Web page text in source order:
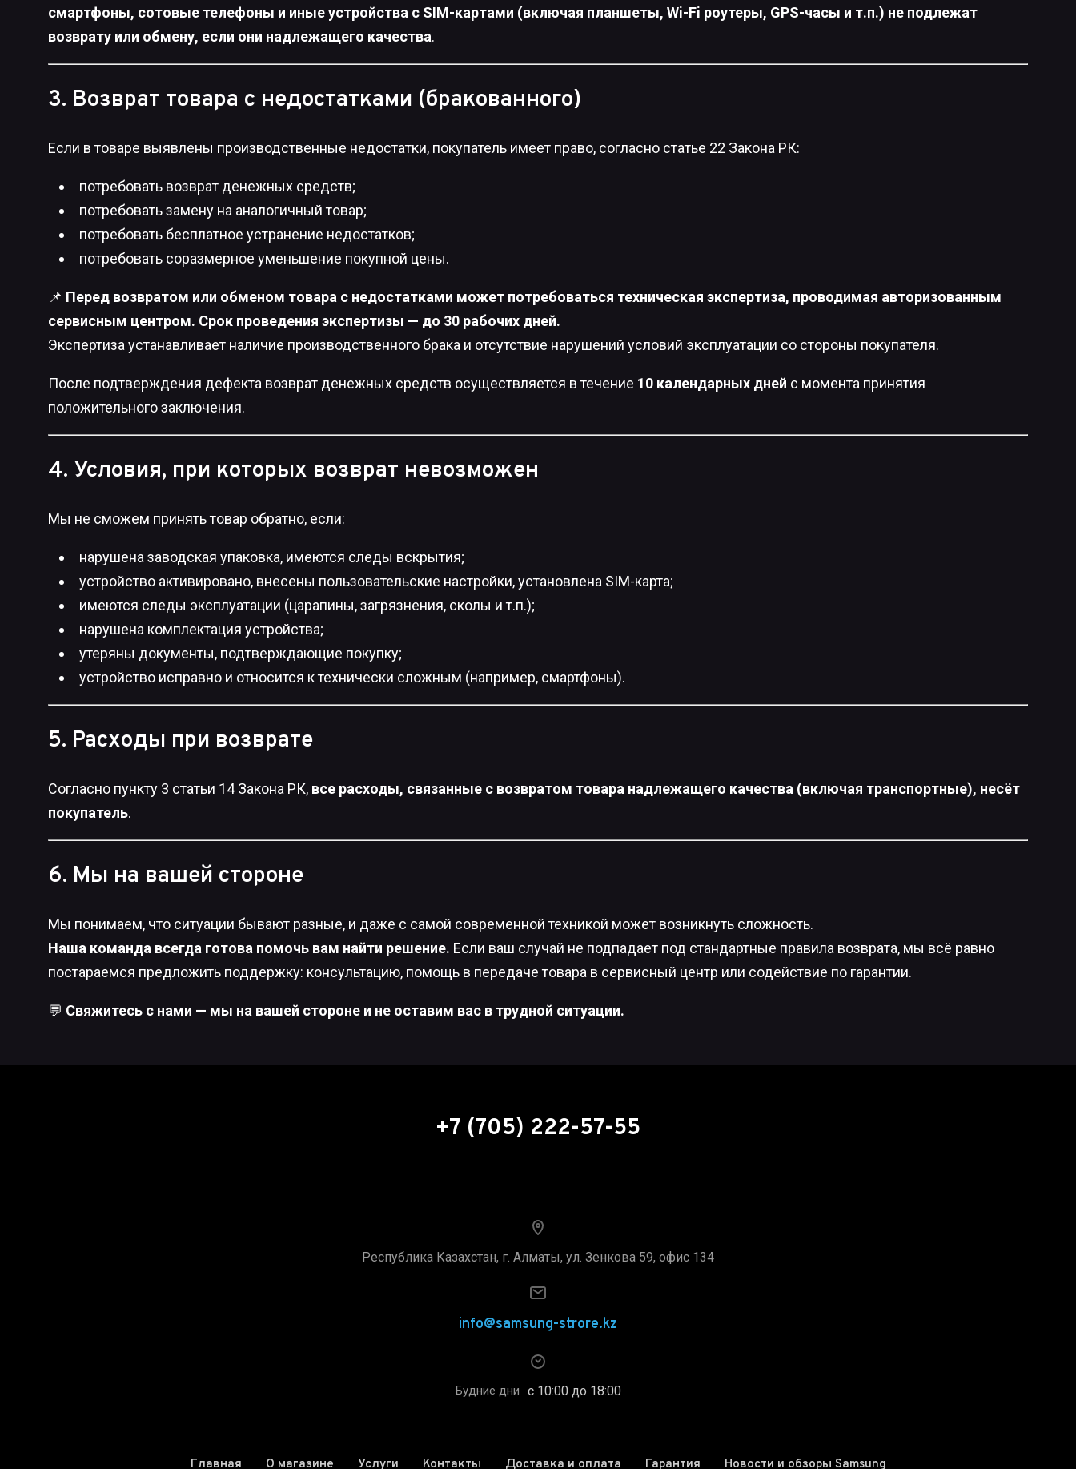
смартфоны, сотовые телефоны и иные устройства с SIM-картами (включая планшеты, Wi-Fi роутеры, GPS-часы и т.п.) не подлежат
возврату или обмену, если они надлежащего качества.
3. Возврат товара с недостатками (бракованного)
Если в товаре выявлены производственные недостатки, покупатель имеет право, согласно статье 22 Закона РК:
потребовать возврат денежных средств;
потребовать замену на аналогичный товар;
потребовать бесплатное устранение недостатков;
потребовать соразмерное уменьшение покупной цены.
📌 Перед возвратом или обменом товара с недостатками может потребоваться техническая экспертиза, проводимая авторизованным
сервисным центром. Срок проведения экспертизы — до 30 рабочих дней.
Экспертиза устанавливает наличие производственного брака и отсутствие нарушений условий эксплуатации со стороны покупателя.
После подтверждения дефекта возврат денежных средств осуществляется в течение 10 календарных дней с момента принятия
положительного заключения.
4. Условия, при которых возврат невозможен
Мы не сможем принять товар обратно, если:
нарушена заводская упаковка, имеются следы вскрытия;
устройство активировано, внесены пользовательские настройки, установлена SIM-карта;
имеются следы эксплуатации (царапины, загрязнения, сколы и т.п.);
нарушена комплектация устройства;
утеряны документы, подтверждающие покупку;
устройство исправно и относится к технически сложным (например, смартфоны).
5. Расходы при возврате
Согласно пункту 3 статьи 14 Закона РК, все расходы, связанные с возвратом товара надлежащего качества (включая транспортные), несёт
покупатель.
6. Мы на вашей стороне
Мы понимаем, что ситуации бывают разные, и даже с самой современной техникой может возникнуть сложность.
Наша команда всегда готова помочь вам найти решение. Если ваш случай не подпадает под стандартные правила возврата, мы всё равно
постараемся предложить поддержку: консультацию, помощь в передаче товара в сервисный центр или содействие по гарантии.
💬 Свяжитесь с нами — мы на вашей стороне и не оставим вас в трудной ситуации.
+7 (705) 222-57-55
Республика Казахстан, г. Алматы, ул. Зенкова 59, офис 134
info@samsung-strore.kz
Будние дни с 10:00 до 18:00
Главная О магазине Услуги Контакты Доставка и оплата Гарантия Новости и обзоры Samsung